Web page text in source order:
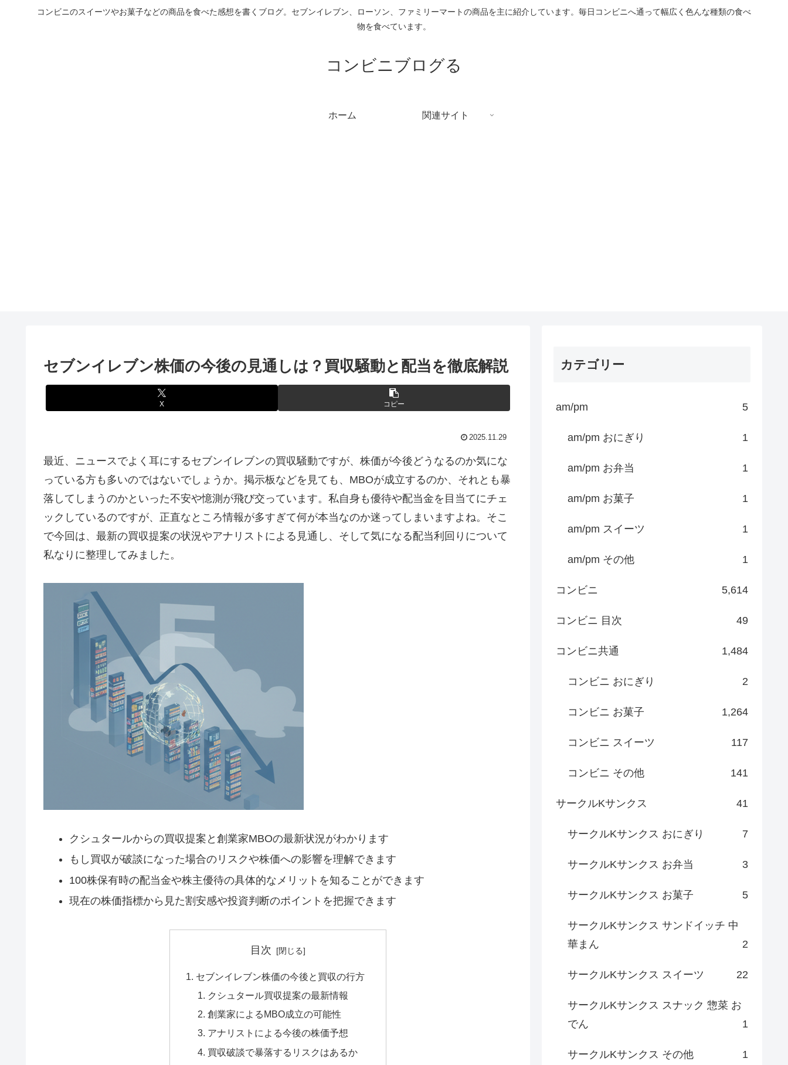
コンビニのスイーツやお菓子などの商品を食べた感想を書くブログ。セブンイレブン、ローソン、ファミリーマートの商品を主に紹介しています。毎日コンビニへ通って幅広く色んな種類の食べ
物を食べています。
コンビニブログる
ホーム 関連サイト
セブンイレブン株価の今後の見通しは？買収騒動と配当を徹底解説
X コピー
2025.11.29
最近、ニュースでよく耳にするセブンイレブンの買収騒動ですが、株価が今後どうなるのか気にな
っている方も多いのではないでしょうか。掲示板などを見ても、MBOが成立するのか、それとも暴
落してしまうのかといった不安や憶測が飛び交っています。私自身も優待や配当金を目当てにチェ
ックしているのですが、正直なところ情報が多すぎて何が本当なのか迷ってしまいますよね。そこ
で今回は、最新の買収提案の状況やアナリストによる見通し、そして気になる配当利回りについて
私なりに整理してみました。
クシュタールからの買収提案と創業家MBOの最新状況がわかります
もし買収が破談になった場合のリスクや株価への影響を理解できます
100株保有時の配当金や株主優待の具体的なメリットを知ることができます
現在の株価指標から見た割安感や投資判断のポイントを把握できます
目次
セブンイレブン株価の今後と買収の行方
クシュタール買収提案の最新情報
創業家によるMBO成立の可能性
アナリストによる今後の株価予想
買収破談で暴落するリスクはあるか
カテゴリー
am/pm 5
am/pm おにぎり 1
am/pm お弁当 1
am/pm お菓子 1
am/pm スイーツ 1
am/pm その他 1
コンビニ 5,614
コンビニ 目次 49
コンビニ共通 1,484
コンビニ おにぎり 2
コンビニ お菓子 1,264
コンビニ スイーツ 117
コンビニ その他 141
サークルKサンクス 41
サークルKサンクス おにぎり 7
サークルKサンクス お弁当 3
サークルKサンクス お菓子 5
サークルKサンクス サンドイッチ 中
華まん
2
サークルKサンクス スイーツ 22
サークルKサンクス スナック 惣菜 お
でん
1
サークルKサンクス その他 1